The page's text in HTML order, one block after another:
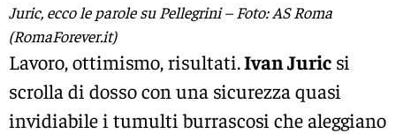
Juric, ecco le parole su Pellegrini – Foto: AS Roma
(RomaForever.it)
Lavoro, ottimismo, risultati.Ivan Juric si
scrolla di dosso con una sicurezza quasi
invidiabile i tumulti burrascosi che aleggiano